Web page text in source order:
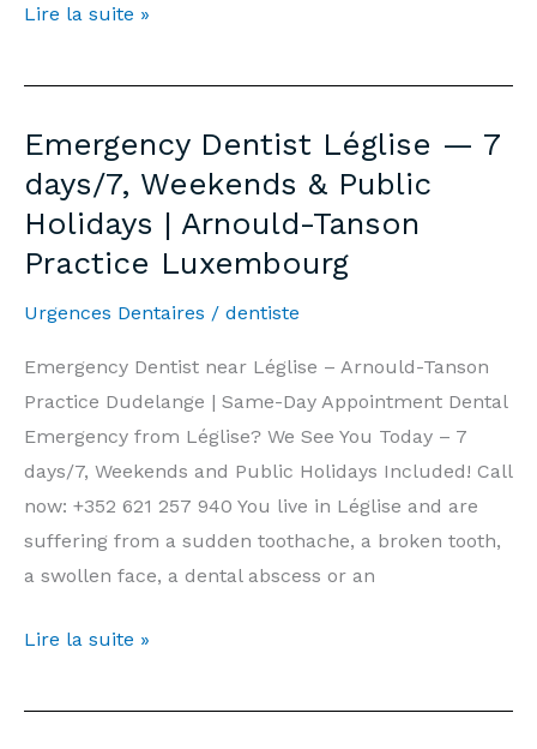
Dentiste
Léglise
7j/7,
Week-
end
et
Fériés
|
Cabinet
Arnould-
Tanson
Luxembourg
Lire la suite »
Emergency Dentist Léglise — 7
days/7, Weekends & Public
Holidays | Arnould-Tanson
Practice Luxembourg
Urgences Dentaires / dentiste
Emergency Dentist near Léglise – Arnould-Tanson
Practice Dudelange | Same-Day Appointment Dental
Emergency from Léglise? We See You Today – 7
days/7, Weekends and Public Holidays Included! Call
now: +352 621 257 940 You live in Léglise and are
suffering from a sudden toothache, a broken tooth,
a swollen face, a dental abscess or an
Emergency
Léglise
Lire la suite »